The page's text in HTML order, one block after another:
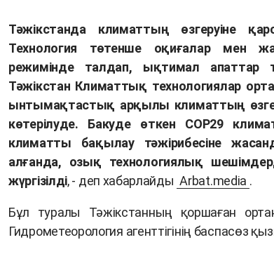
Тәжікстанда климаттың өзгеруіне
Технология төтенше оқиғалар мен
режимінде талдап, ықтимал апаттар
Тәжікстан Климаттық технологиялар
ынтымақтастық арқылы климаттың
көтерілуде. Бакуде өткен COP29
климатты бақылау тәжірибесіне
алғанда, озық технологиялық
жүргізілді, - деп хабарлайды Arbat.media .
Бұл туралы Тәжікстанның қоршаған
Гидрометеорология агенттігінің баспасөз